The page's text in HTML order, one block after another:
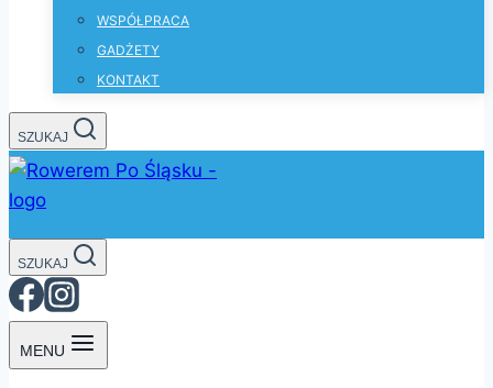
WSPÓŁPRACA
GADŻETY
KONTAKT
SZUKAJ
SZUKAJ
MENU